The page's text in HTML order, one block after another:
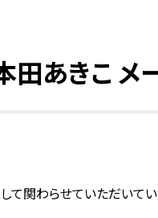
あきこ
関わらせていただいて